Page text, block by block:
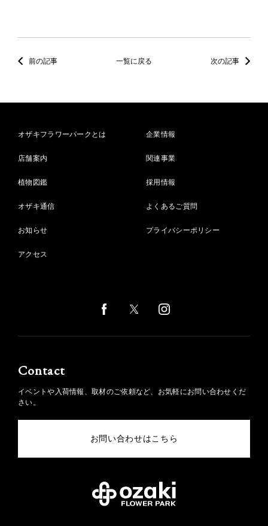
前の記事 一覧に戻る 次の記事
オザキフラワーパークとは
店舗案内
植物図鑑
オザキ通信
お知らせ
アクセス
企業情報
関連事業
採用情報
よくあるご質問
プライバシーポリシー
Contact
イベントや入荷情報、取材のご依頼など、お気軽にお問い合わせくだ
さい。
お問い合わせはこちら